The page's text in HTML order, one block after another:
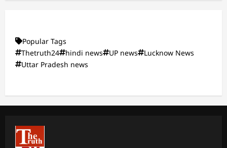
Popular Tags
Thetruth24
hindi news UP news
Lucknow News
Uttar Pradesh news